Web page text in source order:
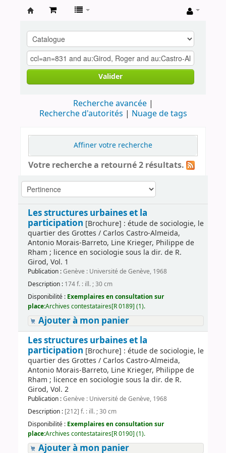
contestataires
Valider
Recherche avancée
Recherche d'autorités
Nuage de tags
Affiner votre recherche
Votre recherche a retourné 2 résultats.
Les structures urbaines et la
participation [Brochure] : étude de sociologie, le
quartier des Grottes / Carlos Castro-Almeida,
Antonio Morais-Barreto, Line Krieger, Philippe de
Rham ; licence en sociologie sous la dir. de R.
Girod, Vol. 1
Publication :Genève : Université de Genève, 1968
Description : 174 f. : ill. ; 30 cm
Disponibilité : Exemplaires en consultation sur
place:Archives contestataires[R 0189] (1).
Ajouter à mon panier
Les structures urbaines et la
participation [Brochure] : étude de sociologie, le
quartier des Grottes / Carlos Castro-Almeida,
Antonio Morais-Barreto, Line Krieger, Philippe de
Rham ; licence en sociologie sous la dir. de R.
Girod, Vol. 2
Publication :Genève : Université de Genève, 1968
Description : [212] f. : ill. ; 30 cm
Disponibilité : Exemplaires en consultation sur
place:Archives contestataires[R 0190] (1).
Ajouter à mon panier